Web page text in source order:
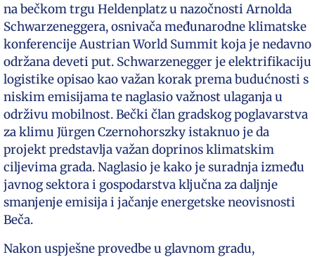
na bečkom trgu Heldenplatz u nazočnosti Arnolda
Schwarzeneggera, osnivača međunarodne klimatske
konferencije Austrian World Summit koja je nedavno
održana deveti put. Schwarzenegger je elektrifikaciju
logistike opisao kao važan korak prema budućnosti s
niskim emisijama te naglasio važnost ulaganja u
održivu mobilnost. Bečki član gradskog poglavarstva
za klimu Jürgen Czernohorszky istaknuo je da
projekt predstavlja važan doprinos klimatskim
ciljevima grada. Naglasio je kako je suradnja između
javnog sektora i gospodarstva ključna za daljnje
smanjenje emisija i jačanje energetske neovisnosti
Beča.
Nakon uspješne provedbe u glavnom gradu,